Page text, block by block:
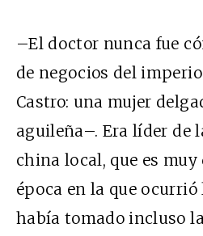
–El doctor nunca fue
de negocios del
Castro: una mujer
aguileña–. Era líder de
china local, que es
época en la que
había tomado incluso